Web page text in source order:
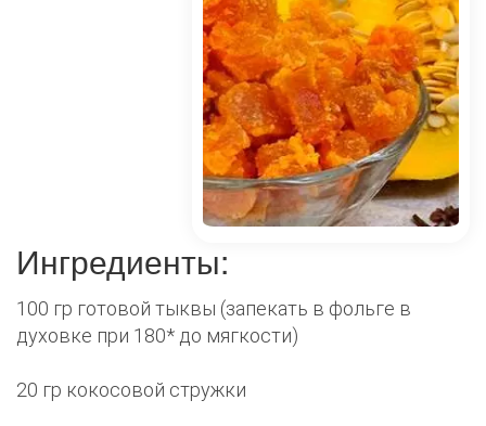
Ингредиенты:
100 гр готовой тыквы (запекать в фольге в
духовке при 180* до мягкости)
20 гр кокосовой стружки ⠀